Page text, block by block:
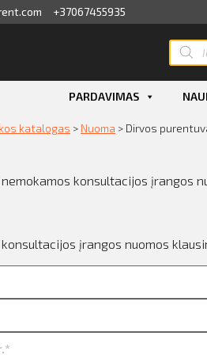
+37067455935
PARDAVIMAS
katalogas > Nuoma > Dirvos
konsultacijos įrangos
įrangos nuomos